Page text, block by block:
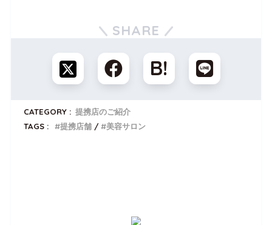
SHARE
CATEGORY : 提携店のご紹介
TAGS :
提携店舗 美容サロン